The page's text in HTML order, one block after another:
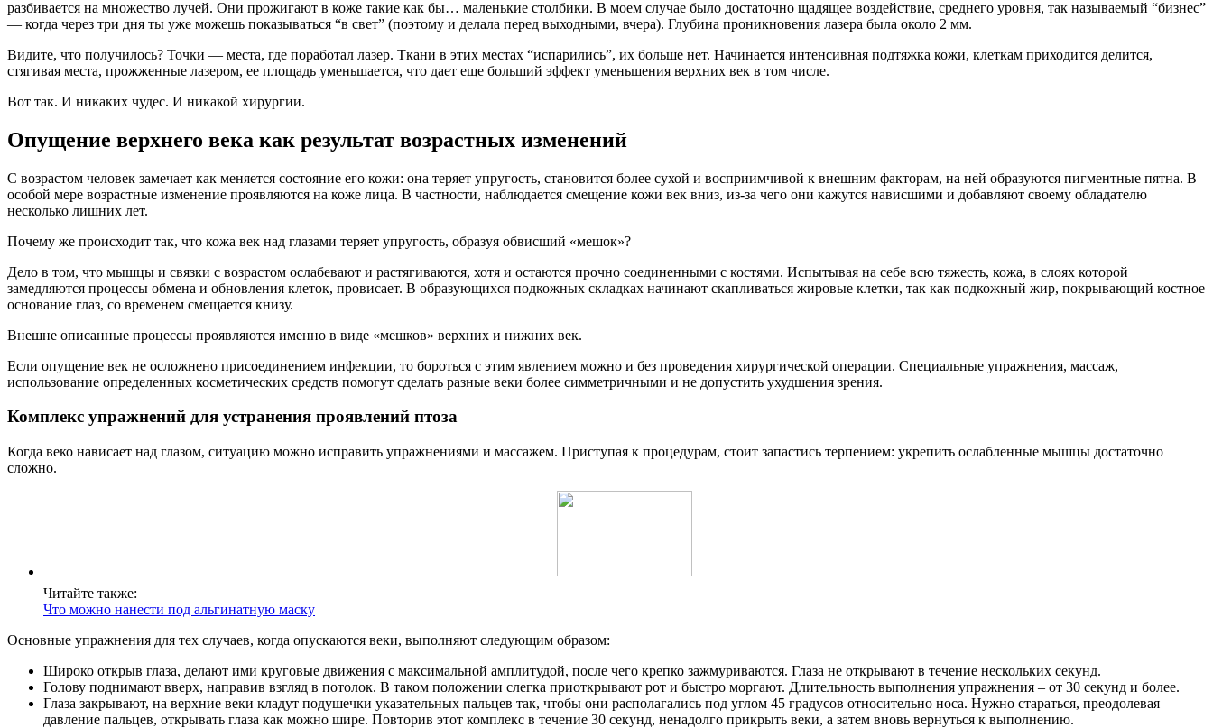
разбивается на множество лучей. Они прожигают в коже такие как бы… маленькие столбики. В моем случае было достаточно щадящее воздействие, среднего уровня, так называемый “бизнес”
— когда через три дня ты уже можешь показываться “в свет” (поэтому и делала перед выходными, вчера). Глубина проникновения лазера была около 2 мм.
Видите, что получилось? Точки — места, где поработал лазер. Ткани в этих местах “испарились”, их больше нет. Начинается интенсивная подтяжка кожи, клеткам приходится делится,
стягивая места, прожженные лазером, ее площадь уменьшается, что дает еще больший эффект уменьшения верхних век в том числе.
Вот так. И никаких чудес. И никакой хирургии.
Опущение верхнего века как результат возрастных изменений
С возрастом человек замечает как меняется состояние его кожи: она теряет упругость, становится более сухой и восприимчивой к внешним факторам, на ней образуются пигментные пятна. В
особой мере возрастные изменение проявляются на коже лица. В частности, наблюдается смещение кожи век вниз, из-за чего они кажутся нависшими и добавляют своему обладателю
несколько лишних лет.
Почему же происходит так, что кожа век над глазами теряет упругость, образуя обвисший «мешок»?
Дело в том, что мышцы и связки с возрастом ослабевают и растягиваются, хотя и остаются прочно соединенными с костями. Испытывая на себе всю тяжесть, кожа, в слоях которой
замедляются процессы обмена и обновления клеток, провисает. В образующихся подкожных складках начинают скапливаться жировые клетки, так как подкожный жир, покрывающий костное
основание глаз, со временем смещается книзу.
Внешне описанные процессы проявляются именно в виде «мешков» верхних и нижних век.
Если опущение век не осложнено присоединением инфекции, то бороться с этим явлением можно и без проведения хирургической операции. Специальные упражнения, массаж,
использование определенных косметических средств помогут сделать разные веки более симметричными и не допустить ухудшения зрения.
Комплекс упражнений для устранения проявлений птоза
Когда веко нависает над глазом, ситуацию можно исправить упражнениями и массажем. Приступая к процедурам, стоит запастись терпением: укрепить ослабленные мышцы достаточно
сложно.
Читайте также:
Что можно нанести под альгинатную маску
Основные упражнения для тех случаев, когда опускаются веки, выполняют следующим образом:
Широко открыв глаза, делают ими круговые движения с максимальной амплитудой, после чего крепко зажмуриваются. Глаза не открывают в течение нескольких секунд.
Голову поднимают вверх, направив взгляд в потолок. В таком положении слегка приоткрывают рот и быстро моргают. Длительность выполнения упражнения – от 30 секунд и более.
Глаза закрывают, на верхние веки кладут подушечки указательных пальцев так, чтобы они располагались под углом 45 градусов относительно носа. Нужно стараться, преодолевая
давление пальцев, открывать глаза как можно шире. Повторив этот комплекс в течение 30 секунд, ненадолго прикрыть веки, а затем вновь вернуться к выполнению.